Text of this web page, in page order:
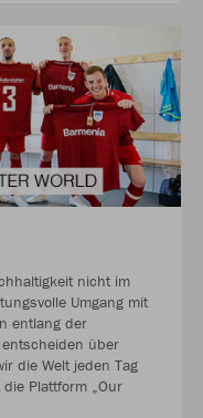
nicht im
Umgang mit
entlang der
über
die Welt jeden Tag
Plattform „Our